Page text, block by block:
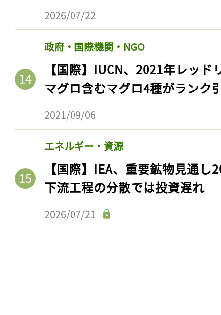
2026/07/22
政府・国際機関・NGO
【国際】IUCN、2021年レッ
マグロ含むマグロ4種がランク
2021/09/06
エネルギー・資源
【国際】IEA、重要鉱物見通
下流工程の分散では投資遅れ
2026/07/21